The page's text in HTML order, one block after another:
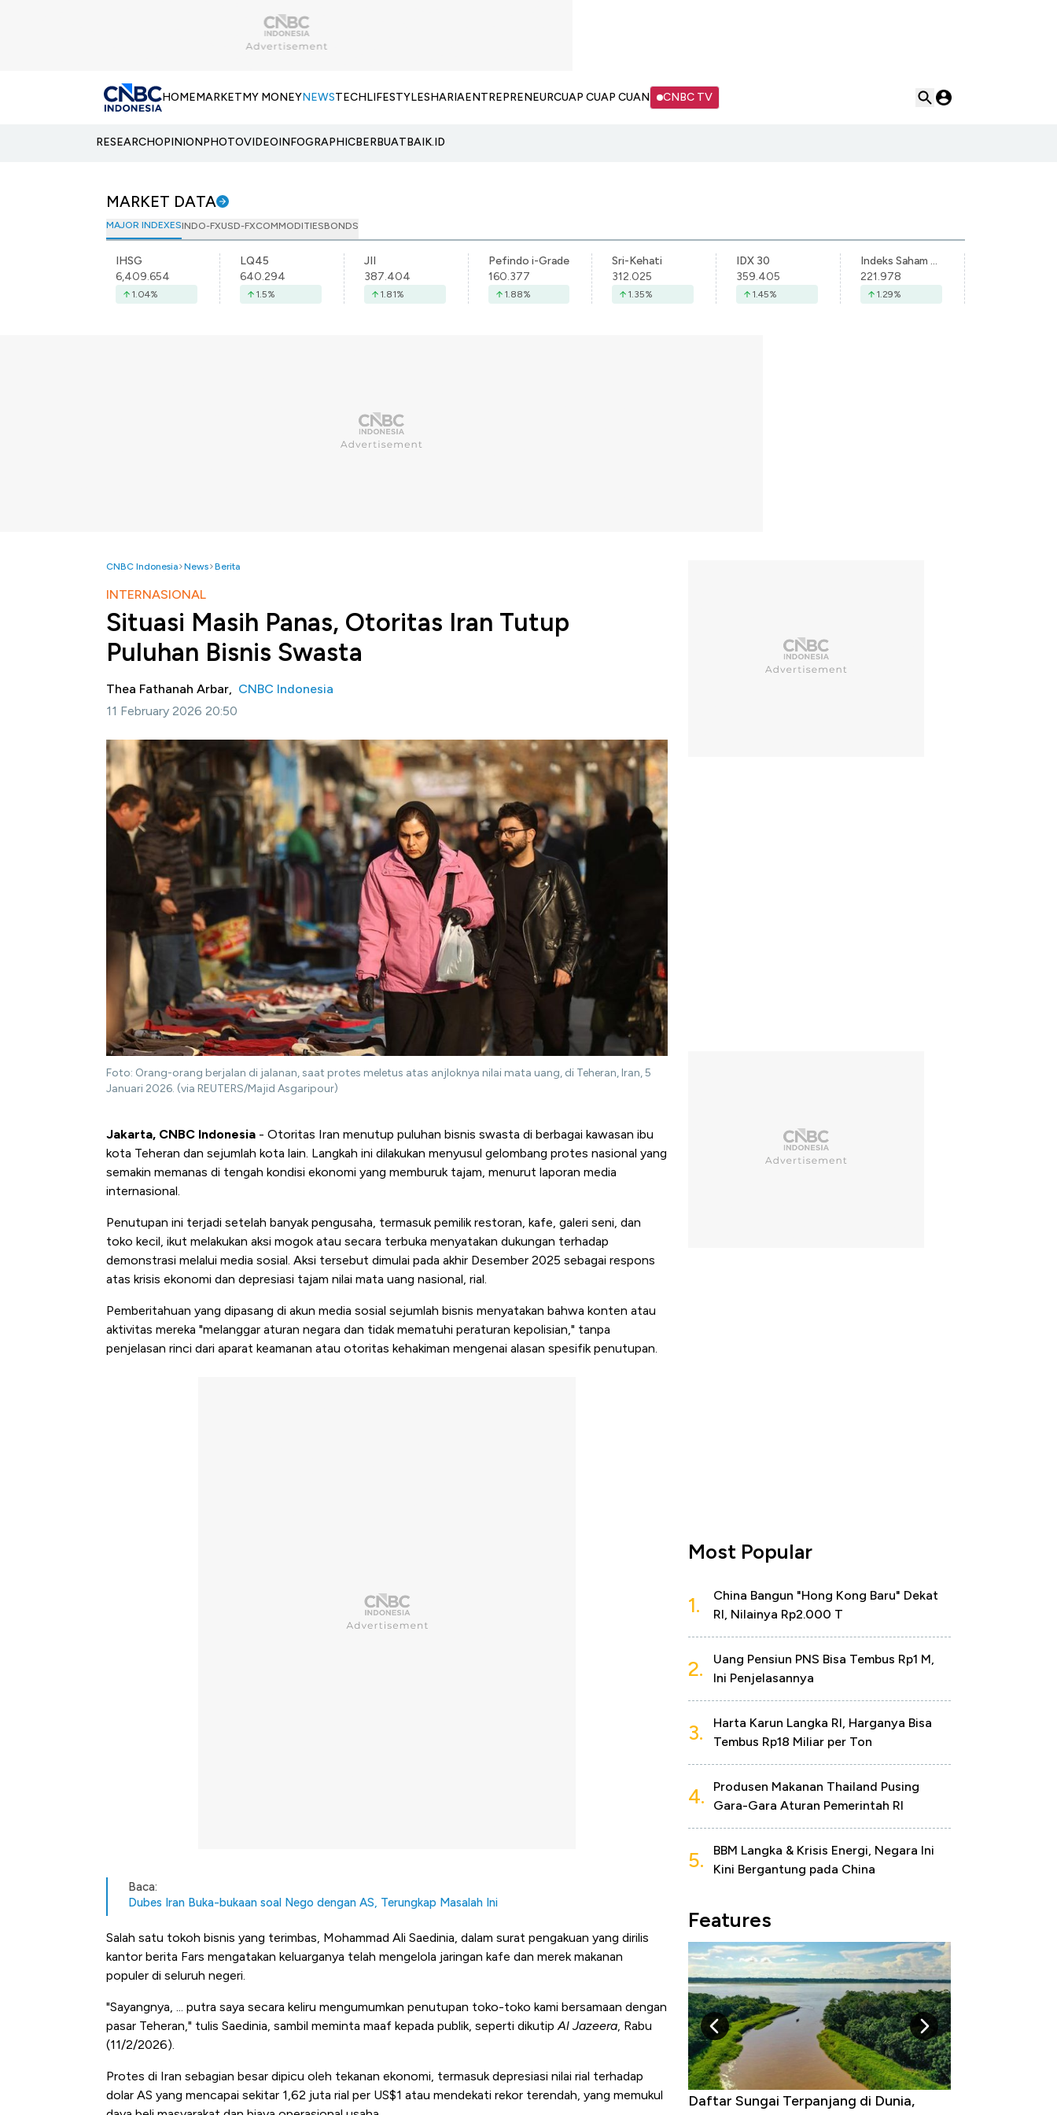
HOMEMARKETMY MONEYNEWSTECHLIFESTYLESHARIAENTREPRENEURCUAP CUAP CUAN CNBC TV
RESEARCHOPINIONPHOTOVIDEOINFOGRAPHICBERBUATBAIK.ID
MARKET DATA
MAJOR INDEXESINDO-FXUSD-FXCOMMODITIESBONDS
IHSG
6,409.654
1.04%
LQ45
640.294
1.5%
JII
387.404
1.81%
Pefindo i-Grade
160.377
1.88%
Sri-Kehati
312.025
1.35%
IDX 30
359.405
1.45%
Indeks Saham Syariah Indonesia
221.978
1.29%
CNBC Indonesia News Berita
INTERNASIONAL
Situasi Masih Panas, Otoritas Iran Tutup
Puluhan Bisnis Swasta
Thea Fathanah Arbar, CNBC Indonesia
11 February 2026 20:50
Foto: Orang-orang berjalan di jalanan, saat protes meletus atas anjloknya nilai mata uang, di Teheran, Iran, 5
Januari 2026. (via REUTERS/Majid Asgaripour)
Jakarta, CNBC Indonesia - Otoritas Iran menutup puluhan bisnis swasta di berbagai kawasan ibu
kota Teheran dan sejumlah kota lain. Langkah ini dilakukan menyusul gelombang protes nasional yang
semakin memanas di tengah kondisi ekonomi yang memburuk tajam, menurut laporan media
internasional.
Penutupan ini terjadi setelah banyak pengusaha, termasuk pemilik restoran, kafe, galeri seni, dan
toko kecil, ikut melakukan aksi mogok atau secara terbuka menyatakan dukungan terhadap
demonstrasi melalui media sosial. Aksi tersebut dimulai pada akhir Desember 2025 sebagai respons
atas krisis ekonomi dan depresiasi tajam nilai mata uang nasional, rial.
Pemberitahuan yang dipasang di akun media sosial sejumlah bisnis menyatakan bahwa konten atau
aktivitas mereka "melanggar aturan negara dan tidak mematuhi peraturan kepolisian," tanpa
penjelasan rinci dari aparat keamanan atau otoritas kehakiman mengenai alasan spesifik penutupan.
Baca:
Dubes Iran Buka-bukaan soal Nego dengan AS, Terungkap Masalah Ini
Salah satu tokoh bisnis yang terimbas, Mohammad Ali Saedinia, dalam surat pengakuan yang dirilis
kantor berita Fars mengatakan keluarganya telah mengelola jaringan kafe dan merek makanan
populer di seluruh negeri.
"Sayangnya, ... putra saya secara keliru mengumumkan penutupan toko-toko kami bersamaan dengan
pasar Teheran," tulis Saedinia, sambil meminta maaf kepada publik, seperti dikutipAl Jazeera, Rabu
(11/2/2026).
Protes di Iran sebagian besar dipicu oleh tekanan ekonomi, termasuk depresiasi nilai rial terhadap
dolar AS yang mencapai sekitar 1,62 juta rial per US$1 atau mendekati rekor terendah, yang memukul
Most Popular
1.
China Bangun "Hong Kong Baru" Dekat
RI, Nilainya Rp2.000 T
2.
Uang Pensiun PNS Bisa Tembus Rp1 M,
Ini Penjelasannya
3.
Harta Karun Langka RI, Harganya Bisa
Tembus Rp18 Miliar per Ton
4.
Produsen Makanan Thailand Pusing
Gara-Gara Aturan Pemerintah RI
5.
BBM Langka & Krisis Energi, Negara Ini
Kini Bergantung pada China
Features
Begini Cara Korsel atasi Panas Tanpa ACDaftar Sungai Terpanjang di Dunia,
Negara yang Warganya Sering